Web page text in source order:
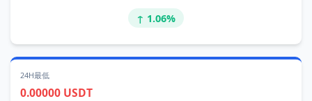
↑ 1.06%
24H最低
0.00000 USDT